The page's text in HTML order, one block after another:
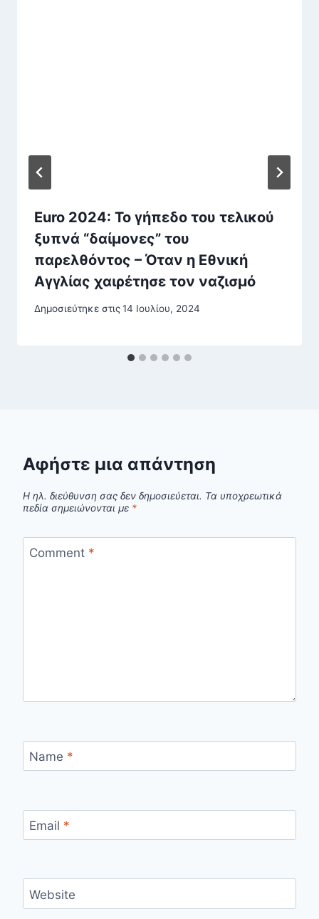
Euro 2024: Το γήπεδο του τελικού
ξυπνά “δαίμονες” του
παρελθόντος – Όταν η Eθνική
Αγγλίας χαιρέτησε τον ναζισμό
Δημοσιεύτηκε στις14 Ιουλίου, 2024
Αφήστε μια απάντηση
Η ηλ. διεύθυνση σας δεν δημοσιεύεται. Τα υποχρεωτικά
πεδία σημειώνονται με *
Comment *
Name *
Email *
Website